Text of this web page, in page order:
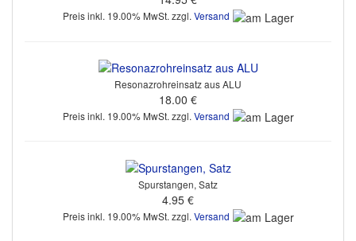
Preis inkl. 19.00% MwSt. zzgl. Versand
Resonazrohreinsatz aus ALU
18.00 €
Preis inkl. 19.00% MwSt. zzgl. Versand
Spurstangen, Satz
4.95 €
Preis inkl. 19.00% MwSt. zzgl. Versand